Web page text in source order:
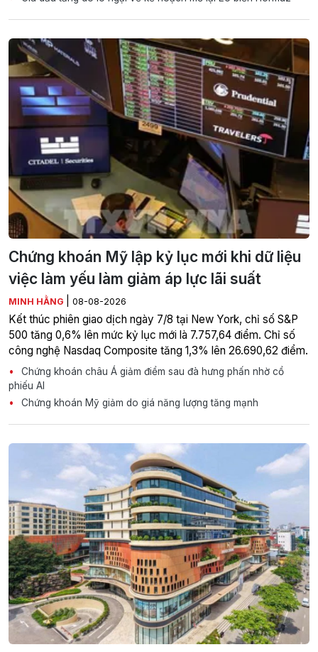
Chứng khoán Mỹ lập kỷ lục mới khi dữ liệu
việc làm yếu làm giảm áp lực lãi suất
MINH HẰNG 08-08-2026
Kết thúc phiên giao dịch ngày 7/8 tại New York, chỉ số S&P
500 tăng 0,6% lên mức kỷ lục mới là 7.757,64 điểm. Chỉ số
công nghệ Nasdaq Composite tăng 1,3% lên 26.690,62 điểm.
Chứng khoán châu Á giảm điểm sau đà hưng phấn nhờ cổ
phiếu AI
Chứng khoán Mỹ giảm do giá năng lượng tăng mạnh